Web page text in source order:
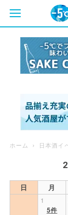
ホーム 日本酒イ
日 月
1
5件